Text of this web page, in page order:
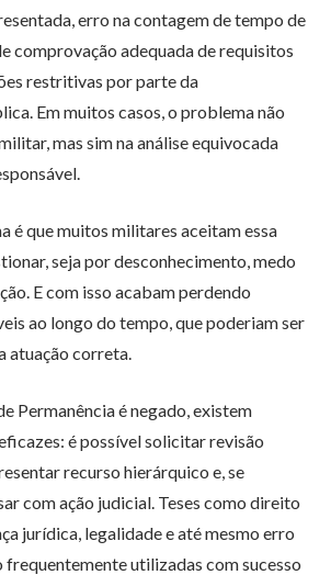
erro na contagem de tempo de
comprovação adequada de requisitos
restritivas por parte da
Em muitos casos, o problema não
mas sim na análise equivocada
é que muitos militares aceitam essa
seja por desconhecimento, medo
E com isso acabam perdendo
ao longo do tempo, que poderiam ser
atuação correta.
Permanência é negado, existem
é possível solicitar revisão
recurso hierárquico e, se
com ação judicial. Teses como direito
jurídica, legalidade e até mesmo erro
utilizadas com sucesso